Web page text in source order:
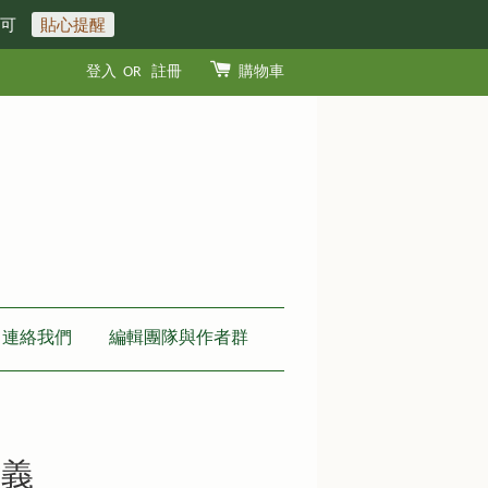
貼心提醒
登入 OR 註冊 購物車
連絡我們 編輯團隊與作者群